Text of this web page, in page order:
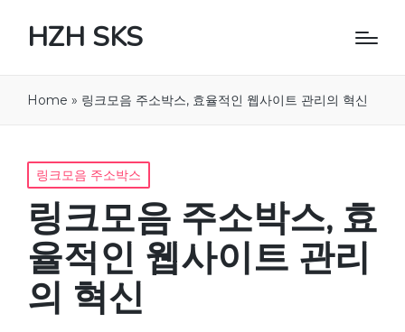
HZH SKS
Home » 링크모음 주소박스, 효율적인 웹사이트 관리의 혁신
Posted
in
링크모음 주소박스
링크모음 주소박스, 효
율적인 웹사이트 관리
의 혁신